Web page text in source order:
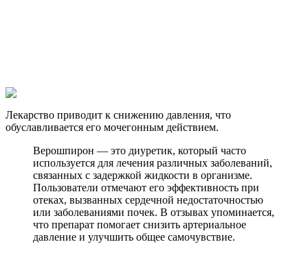
Лекарство приводит к снижению давления, что
обуславливается его мочегонным действием.
Верошпирон — это диуретик, который часто
используется для лечения различных заболеваний,
связанных с задержкой жидкости в организме.
Пользователи отмечают его эффективность при
отеках, вызванных сердечной недостаточностью
или заболеваниями почек. В отзывах упоминается,
что препарат помогает снизить артериальное
давление и улучшить общее самочувствие.